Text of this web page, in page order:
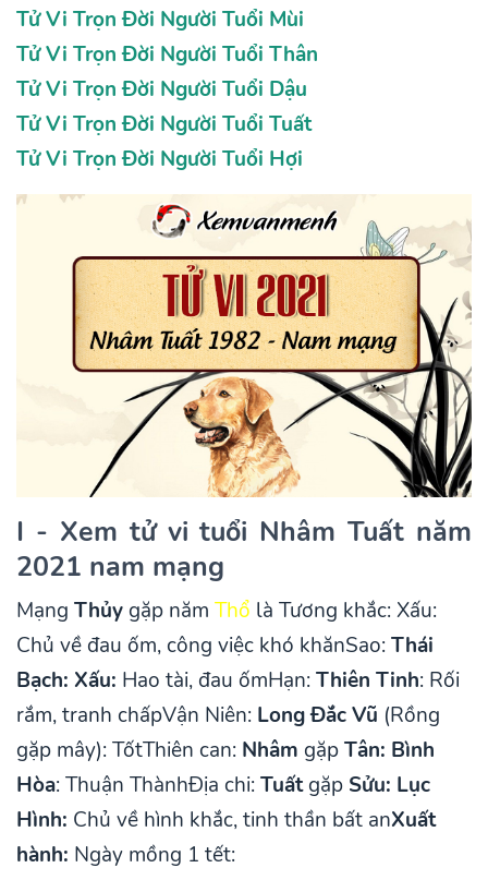
Tử Vi Trọn Đời Người Tuổi Mùi
Tử Vi Trọn Đời Người Tuổi Thân
Tử Vi Trọn Đời Người Tuổi Dậu
Tử Vi Trọn Đời Người Tuổi Tuất
Tử Vi Trọn Đời Người Tuổi Hợi
I - Xem tử vi tuổi Nhâm Tuất năm
2021 nam mạng
Mạng Thủy gặp năm Thổ là Tương khắc: Xấu:
Chủ về đau ốm, công việc khó khănSao:Thái
Bạch: Xấu: Hao tài, đau ốmHạn:Thiên Tinh: Rối
rắm, tranh chấpVận Niên: Long Đắc Vũ (Rồng
gặp mây): TốtThiên can: Nhâm gặpTân: Bình
Hòa: Thuận ThànhĐịa chi:Tuấtgặp Sửu: Lục
Hình: Chủ về hình khắc, tinh thần bất anXuất
hành: Ngày mồng 1 tết: